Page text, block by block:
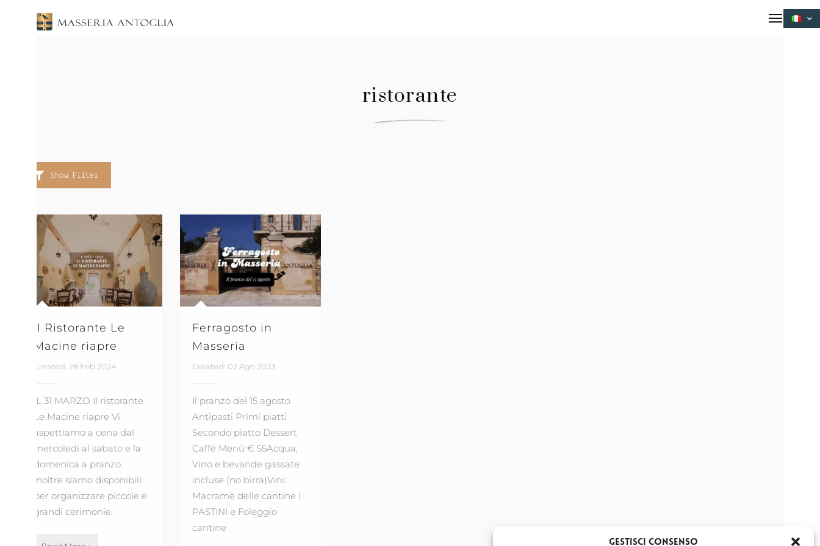
Gestisci Consenso
ristorante
Show Filter
Il Ristorante Le
Macine riapre
Created: 28 Feb 2024
IL 31 MARZO Il ristorante
Le Macine riapre Vi
aspettiamo a cena dal
mercoledì al sabato e la
domenica a pranzo.
Inoltre siamo disponibili
per organizzare piccole e
grandi cerimonie.
Ferragosto in
Masseria
Created: 02 Ago 2023
Il pranzo del 15 agosto
Antipasti Primi piatti
Secondo piatto Dessert
Caffè Menù € 55Acqua,
Vino e bevande gassate
incluse (no birra)Vini:
Macramè delle cantine I
PASTINI e Foleggio
cantine